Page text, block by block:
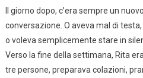
Il giorno dopo, c’era sempre un
conversazione. O aveva mal di
o voleva semplicemente stare in
Verso la fine della settimana, Rita
tre persone, preparava colazioni,